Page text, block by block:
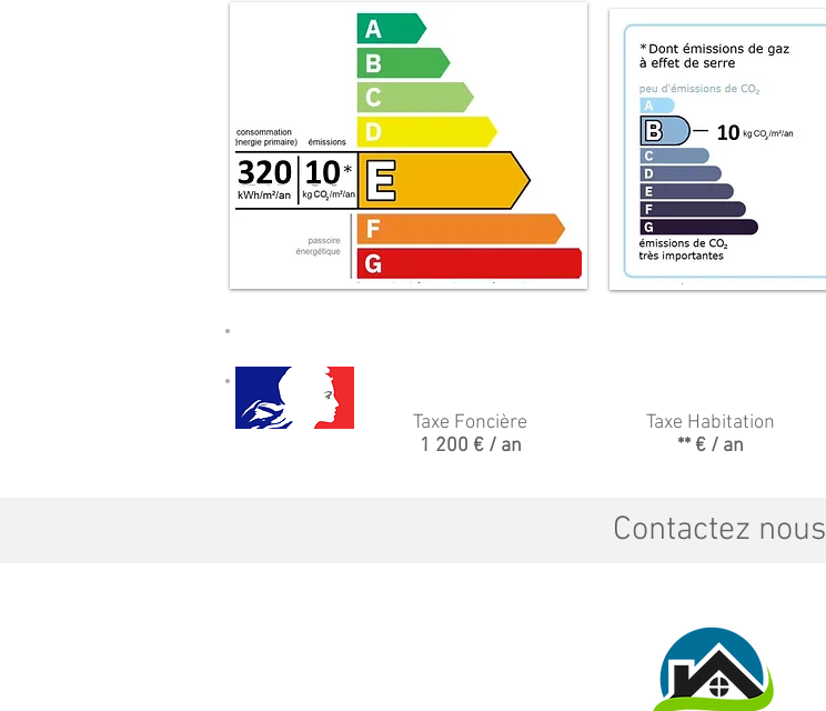
Taxe Foncière
1 200 € / an
Taxe Habitation
** € / an
Contactez nous